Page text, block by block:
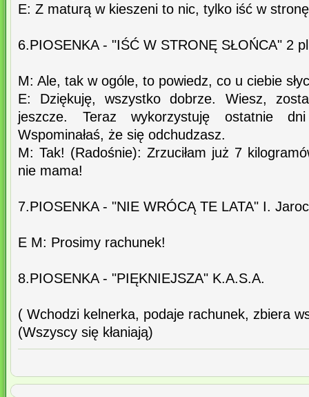
E: Z maturą w kieszeni to nic, tylko iść w stronę
6.PIOSENKA - "IŚĆ W STRONĘ SŁOŃCA" 2
M: Ale, tak w ogóle, to powiedz, co u ciebie
E: Dziękuję, wszystko dobrze. Wiesz,
jeszcze. Teraz wykorzystuję ostatnie
Wspominałaś, że się odchudzasz.
M: Tak! (Radośnie): Zrzuciłam już 7
nie mama!
7.PIOSENKA - "NIE WRÓCĄ TE LATA" I.
E M: Prosimy rachunek!
8.PIOSENKA - "PIĘKNIEJSZA" K.A.S.A.
( Wchodzi kelnerka, podaje rachunek, zbiera
(Wszyscy się kłaniają)